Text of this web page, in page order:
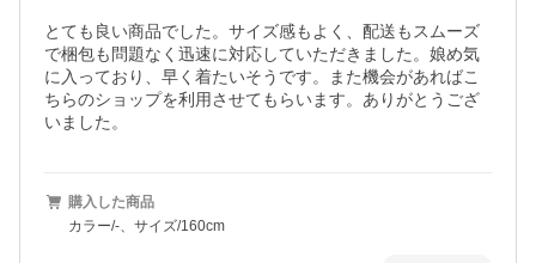
とても良い商品でした。サイズ感もよく、配送もスムーズ
で梱包も問題なく迅速に対応していただきました。娘め気
に入っており、早く着たいそうです。また機会があればこ
ちらのショップを利用させてもらいます。ありがとうござ
いました。
購入した商品
カラー/-、サイズ/160cm